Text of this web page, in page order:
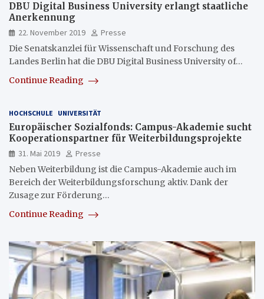
DBU Digital Business University erlangt staatliche
Anerkennung
22. November 2019
Presse
Die Senatskanzlei für Wissenschaft und Forschung des
Landes Berlin hat die DBU Digital Business University of…
Continue Reading
HOCHSCHULE UNIVERSITÄT
Europäischer Sozialfonds: Campus-Akademie sucht
Kooperationspartner für Weiterbildungsprojekte
31. Mai 2019
Presse
Neben Weiterbildung ist die Campus-Akademie auch im
Bereich der Weiterbildungsforschung aktiv. Dank der
Zusage zur Förderung…
Continue Reading